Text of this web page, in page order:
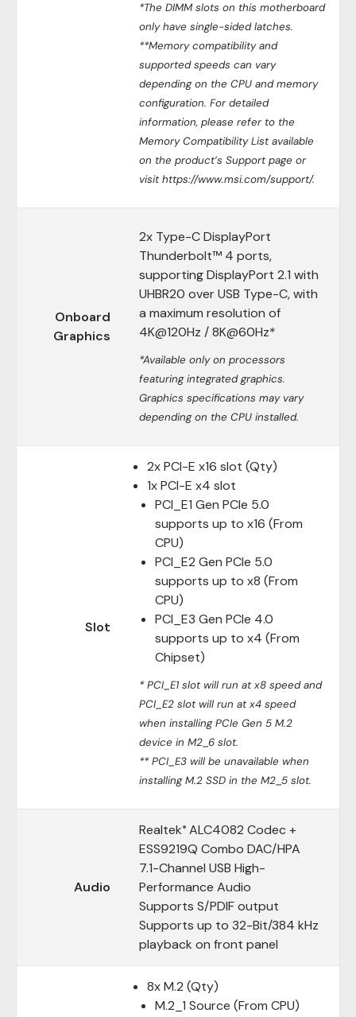
*The DIMM slots on this motherboard
only have single-sided latches.
**Memory compatibility and
supported speeds can vary
depending on the CPU and memory
configuration. For detailed
information, please refer to the
Memory Compatibility List available
on the product’s Support page or
visit https://www.msi.com/support/.
Onboard
Graphics
2x Type-C DisplayPort
Thunderbolt™ 4 ports,
supporting DisplayPort 2.1 with
UHBR20 over USB Type-C, with
a maximum resolution of
4K@120Hz / 8K@60Hz*
*Available only on processors
featuring integrated graphics.
Graphics specifications may vary
depending on the CPU installed.
Slot
2x PCI-E x16 slot (Qty)
1x PCI-E x4 slot
PCI_E1 Gen PCIe 5.0
supports up to x16 (From
CPU)
PCI_E2 Gen PCIe 5.0
supports up to x8 (From
CPU)
PCI_E3 Gen PCIe 4.0
supports up to x4 (From
Chipset)
* PCI_E1 slot will run at x8 speed and
PCI_E2 slot will run at x4 speed
when installing PCIe Gen 5 M.2
device in M2_6 slot.
** PCI_E3 will be unavailable when
installing M.2 SSD in the M2_5 slot.
Audio
Realtek® ALC4082 Codec +
ESS9219Q Combo DAC/HPA
7.1-Channel USB High-
Performance Audio
Supports S/PDIF output
Supports up to 32-Bit/384 kHz
playback on front panel
8x M.2 (Qty)
M.2_1 Source (From CPU)